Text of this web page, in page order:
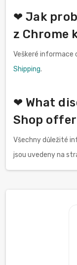
❤ Jak
z Chrome
Veškeré informace
Shipping.
❤ What
Shop
Všechny důležité
jsou uvedeny na